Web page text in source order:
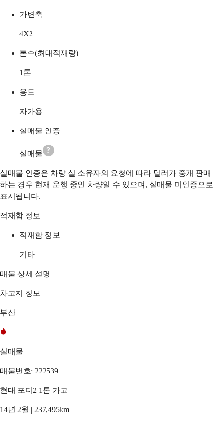
가변축
4X2
톤수(최대적재량)
1 톤
용도
자가용
실매물 인증
실매물
실매물 인증은 차량 실 소유자의 요청에 따라 딜러가 중개 판매
하는 경우 현재 운행 중인 차량일 수 있으며, 실매물 미인증으로
표시됩니다.
적재함 정보
적재함 정보
기타
매물 상세 설명
차고지 정보
부산
실매물
매물번호: 222539
현대 포터2 1톤 카고
14년 2월 | 237,495km